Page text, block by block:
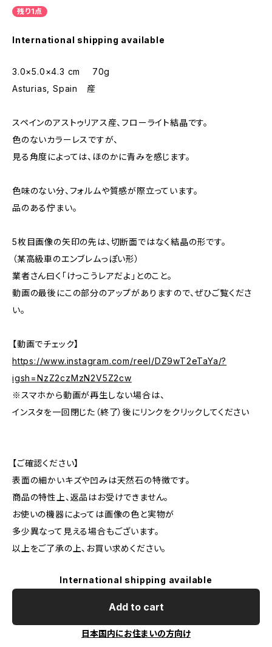
残り1点
International shipping available
3.0×5.0×4.3 cm 70g
Asturias, Spain 産
スペインのアストゥリアス産、フローライト結晶です。
色のないカラーレスですが、
見る角度によっては、ほのかに青みを感じます。
色味のない分、フォルムや質感が際立っています。
品のある佇まい。
5枚目画像の矢印の先は、切断面ではなく結晶の形です。
（某高級車のエンブレムっぽい形）
業者さん曰く「けっこうレアだよ」とのこと。
動画の最後にこの部分のアップがありますので、ぜひご覧くださ
い。
【動画でチェック】
https://www.instagram.com/reel/DZ9wT2eTaYa/?
igsh=NzZ2czMzN2V5Z2cw
※スマホから動画が再生しない場合は、
インスタを一回閉じた（終了）後にリンクをクリックしてください
【ご確認ください】
表面の細かいキズや凹みは天然石の特徴です。
商品の特性上、返品はお受けできません。
お使いの機器によっては画像の色と実物が
多少異なって見える場合もございます。
以上をご了承の上、お買い求めください。
International shipping available
Add to cart
日本国内にお住まいの方向け